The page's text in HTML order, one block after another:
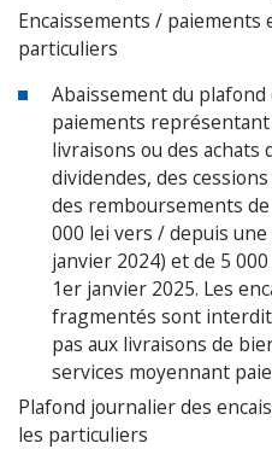
Encaissements / paiements
particuliers
Abaissement du
paiements
livraisons ou des achats
dividendes, des
des remboursements
000 lei vers / depuis
janvier 2024) et de 5
1er janvier 2025. Les
fragmentés sont
pas aux livraisons de
services moyennant
Plafond journalier des
les particuliers